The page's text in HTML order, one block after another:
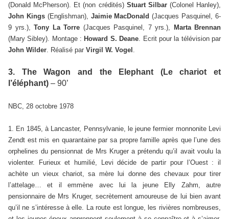
(Donald McPherson). Et (non crédités) Stuart Silbar (Colonel Hanley),
John Kings (Englishman), Jaimie MacDonald(Jacques Pasquinel, 6-
9 yrs.), Tony La Torre (Jacques Pasquinel, 7 yrs.), Marta Brennan
(Mary Sibley). Montage :Howard S. Deane . Ecrit pour la télévision par
John Wilder . Réalisé par Virgil W. Vogel
3. The Wagon and the Elephant (Le chariot et
l’éléphant) – 90’
NBC, 28 octobre 1978
1. En 1845, à Lancaster, Pennsylvanie, le jeune fermier monnonite Levi
Zendt est mis en quarantaine par sa propre famille après que l’une des
orphelines du pensionnat de Mrs Kruger a prétendu qu’il avait voulu la
violenter. Furieux et humilié, Levi décide de partir pour l’Ouest : il
achète un vieux chariot, sa mère lui donne des chevaux pour tirer
l’attelage… et il emmène avec lui la jeune Elly Zahm, autre
pensionnaire de Mrs Kruger, secrètement amoureuse de lui bien avant
qu’il ne s’intéresse à elle. La route est longue, les rivières nombreuses,